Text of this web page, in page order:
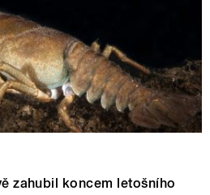
zahubil koncem letošního